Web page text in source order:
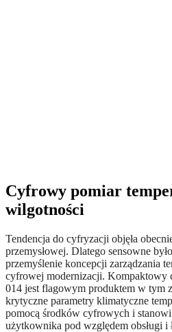
Cyfrowy pomiar
wilgotności
Tendencja do cyfryzacji objęła
przemysłowej. Dlatego sensowne
przemyślenie koncepcji zarządzania
cyfrowej modernizacji. Kompaktowy
014 jest flagowym produktem w tym
krytyczne parametry klimatyczne
pomocą środków cyfrowych i
użytkownika pod względem obsługi i